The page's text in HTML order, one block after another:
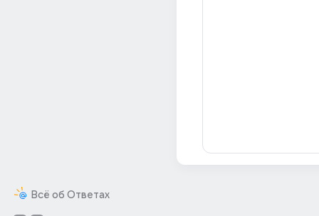
Всё об Ответах